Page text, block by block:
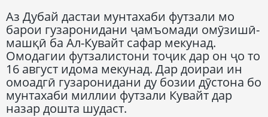
Аз Дубай дастаи мунтахаби футзали мо
барои гузаронидани ҷамъомади омӯзишӣ-
машқӣ ба Ал-Кувайт сафар мекунад.
Омодагии футзалистони тоҷик дар он ҷо то
16 август идома мекунад. Дар доираи ин
омоадгӣ гузаронидани ду бозии дӯстона бо
мунтахаби миллии футзали Кувайт дар
назар дошта шудаст.